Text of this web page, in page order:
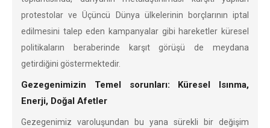
protestolar ve Üçüncü Dünya ülkelerinin borçlarının iptal
edilmesini talep eden kampanyalar gibi hareketler küresel
politikaların beraberinde karşıt görüşü de meydana
getirdiğini göstermektedir.
Gezegenimizin Temel sorunları: Küresel Isınma,
Enerji, Doğal Afetler
Gezegenimiz varoluşundan bu yana sürekli bir değişim